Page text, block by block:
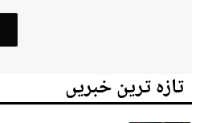
تازہ ترین خبریں